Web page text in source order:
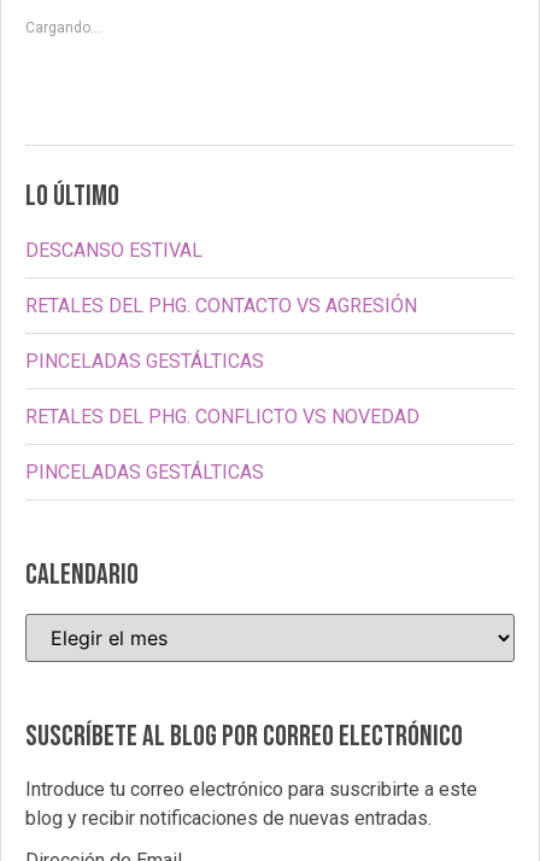
Cargando...
LO ÚLTIMO
DESCANSO ESTIVAL
RETALES DEL PHG. CONTACTO VS AGRESIÓN
PINCELADAS GESTÁLTICAS
RETALES DEL PHG. CONFLICTO VS NOVEDAD
PINCELADAS GESTÁLTICAS
CALENDARIO
Suscríbete al blog por correo electrónico
Introduce tu correo electrónico para suscribirte a este
blog y recibir notificaciones de nuevas entradas.